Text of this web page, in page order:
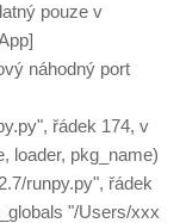
pouze v
náhodný port
řádek 174, v
loader, pkg_name)
runpy.py", řádek
"/Users/xxx